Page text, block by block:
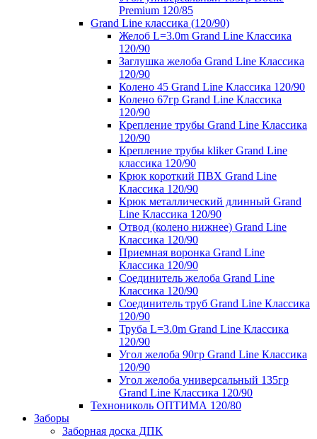
Premium 120/85
Grand Line классика (120/90)
Желоб L=3.0m Grand Line Классика
120/90
Заглушка желоба Grand Line Классика
120/90
Колено 45 Grand Line Классика 120/90
Колено 67гр Grand Line Классика
120/90
Крепление трубы Grand Line Классика
120/90
Крепление трубы kliker Grand Line
классика 120/90
Крюк короткий ПВХ Grand Line
Классика 120/90
Крюк металлический длинный Grand
Line Классика 120/90
Отвод (колено нижнее) Grand Line
Классика 120/90
Приемная воронка Grand Line
Классика 120/90
Соединитель желоба Grand Line
Классика 120/90
Соединитель труб Grand Line Классика
120/90
Труба L=3.0m Grand Line Классика
120/90
Угол желоба 90гр Grand Line Классика
120/90
Угол желоба универсальный 135гр
Grand Line Классика 120/90
Технониколь ОПТИМА 120/80
Заборы
Заборная доска ДПК